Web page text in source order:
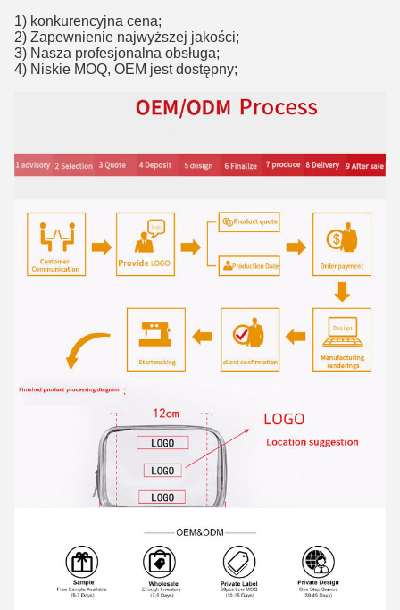
1) konkurencyjna cena;
2) Zapewnienie najwyższej jakości;
3) Nasza profesjonalna obsługa;
4) Niskie MOQ, OEM jest dostępny;